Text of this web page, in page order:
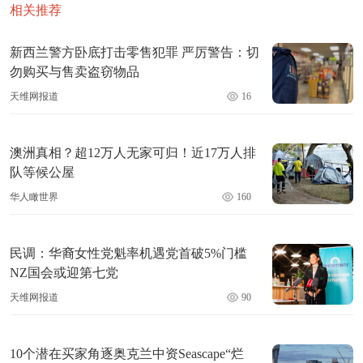
相关推荐
新西兰警方卧底打击零售犯罪 严厉警告：切
勿购买与售卖盗窃物品
天维网报道 16
澳洲真相？超12万人无家可归！近17万人排
队等候公屋
华人瞰世界 160
民调：华裔女性党魁率机遇党首破5%门槛
NZ国会或迎第七党
天维网报道 90
10个潜在买家角逐奥克兰中资Seascape“烂